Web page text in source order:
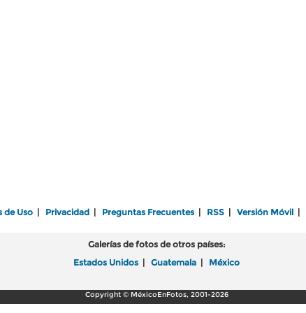
de Uso Privacidad Preguntas Frecuentes RSS Versión Móvil
Galerías de fotos de otros países:
Estados Unidos
Guatemala México
Copyright © MéxicoEnFotos, 2001-2026